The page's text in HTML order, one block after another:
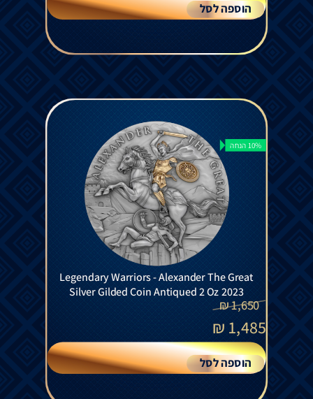
הוספה לסל
10% הנחה
Legendary Warriors - Alexander The Great
Silver Gilded Coin Antiqued 2 Oz 2023
1,650
₪
1,485
₪
הוספה לסל